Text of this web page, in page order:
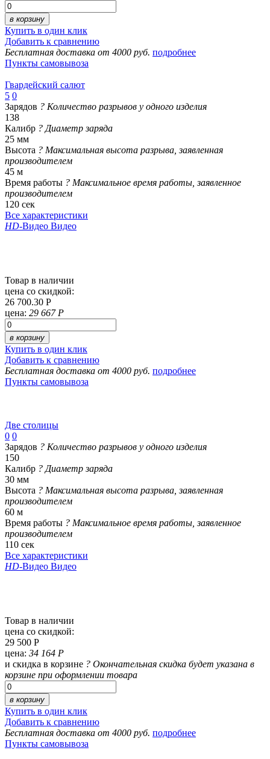
в корзину
Купить в один клик
Добавить к сравнению
Бесплатная доставка от 4000 руб. подробнее
Пункты самовывоза
Гвардейский салют
5 0
Зарядов ? Количество разрывов у одного изделия
138
Калибр ? Диаметр заряда
25 мм
Высота ? Максимальная высота разрыва, заявленная
производителем
45 м
Время работы ? Максимальное время работы, заявленное
производителем
120 сек
Все характеристики
HD-Видео Видео
Товар в наличии
цена со скидкой:
26 700.30 Р
цена: 29 667 Р
в корзину
Купить в один клик
Добавить к сравнению
Бесплатная доставка от 4000 руб. подробнее
Пункты самовывоза
Две столицы
0 0
Зарядов ? Количество разрывов у одного изделия
150
Калибр ? Диаметр заряда
30 мм
Высота ? Максимальная высота разрыва, заявленная
производителем
60 м
Время работы ? Максимальное время работы, заявленное
производителем
110 сек
Все характеристики
HD-Видео Видео
Товар в наличии
цена со скидкой:
29 500 Р
цена: 34 164 Р
и скидка в корзине ? Окончательная скидка будет указана в
корзине при оформлении товара
в корзину
Купить в один клик
Добавить к сравнению
Бесплатная доставка от 4000 руб. подробнее
Пункты самовывоза